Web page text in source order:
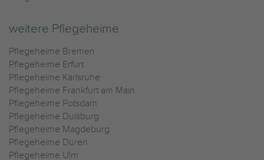
weitere Pflegeheime
Pflegeheime Bremen
Pflegeheime Erfurt
Pflegeheime Karlsruhe
Pflegeheime Frankfurt am Main
Pflegeheime Potsdam
Pflegeheime Duisburg
Pflegeheime Magdeburg
Pflegeheime Düren
Pflegeheime Ulm